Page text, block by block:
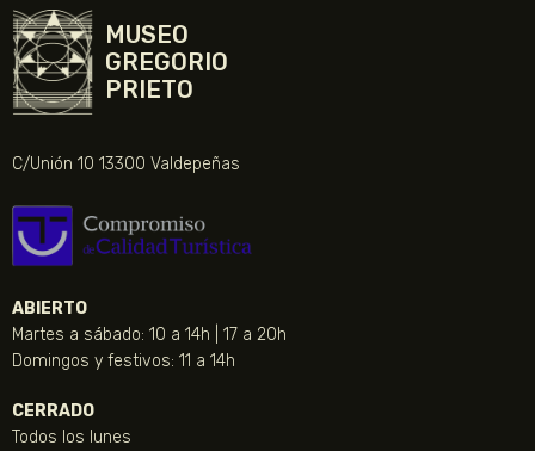
MUSEO
GREGORIO
PRIETO
C/Unión 10 13300 Valdepeñas
ABIERTO
Martes a sábado: 10 a 14h | 17 a 20h
Domingos y festivos: 11 a 14h
CERRADO
Todos los lunes